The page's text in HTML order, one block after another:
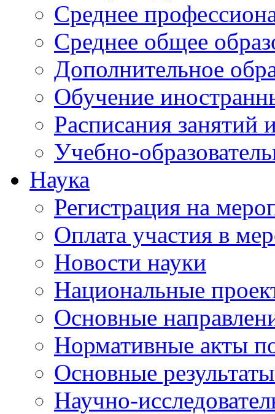
Среднее
Среднее общее
Дополнительное
Обучение
Расписания занятий
Учебно-
Наука
Регистрация на
Оплата участия в
Новости науки
Национальные
Основные
Нормативные акты
Основные
Научно-